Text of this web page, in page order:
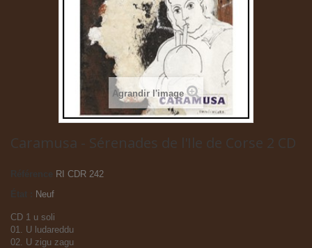
Agrandir l'image
Caramusa - Sérenades de l'Ile de Corse 2 CD
Référence
RI CDR 242
Neuf
CD 1 u soli
01. U ludareddu
02. U zigu zagu